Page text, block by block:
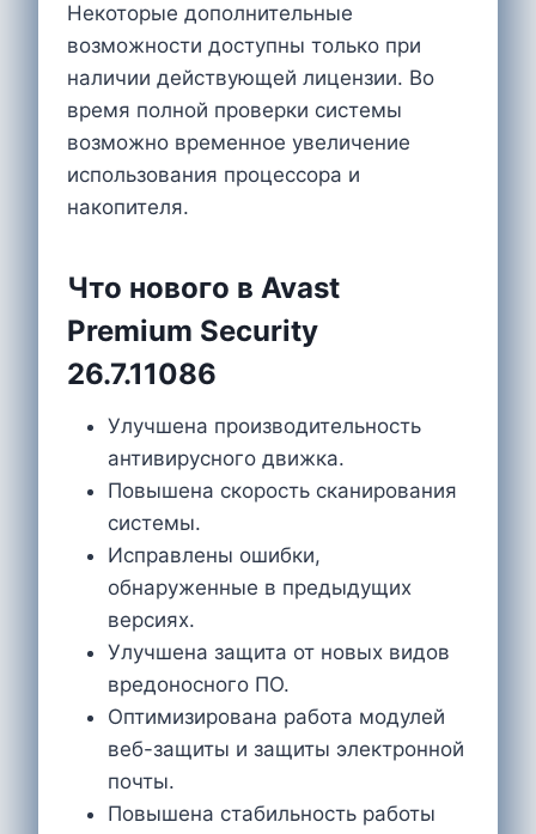
Некоторые дополнительные
возможности доступны только при
наличии действующей лицензии. Во
время полной проверки системы
возможно временное увеличение
использования процессора и
накопителя.
Что нового в Avast
Premium Security
26.7.11086
Улучшена производительность
антивирусного движка.
Повышена скорость сканирования
системы.
Исправлены ошибки,
обнаруженные в предыдущих
версиях.
Улучшена защита от новых видов
вредоносного ПО.
Оптимизирована работа модулей
веб-защиты и защиты электронной
почты.
Повышена стабильность работы